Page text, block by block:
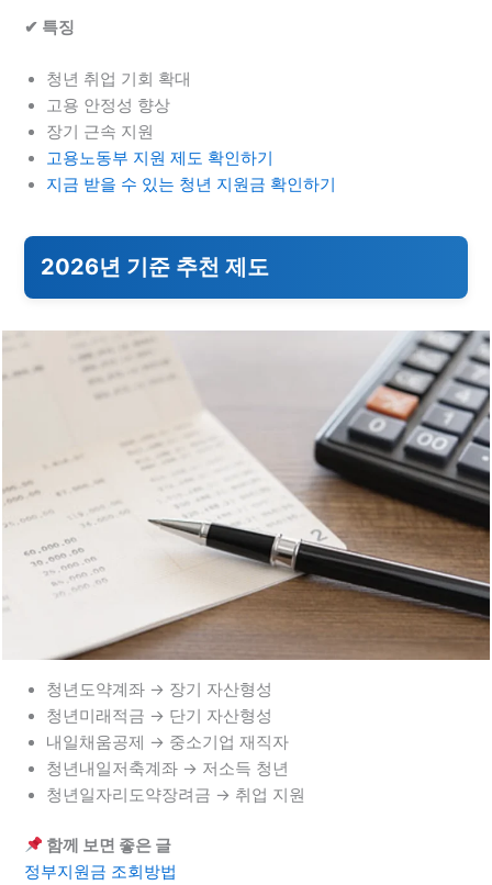
✔ 특징
청년 취업 기회 확대
고용 안정성 향상
장기 근속 지원
고용노동부 지원 제도 확인하기
지금 받을 수 있는 청년 지원금 확인하기
2026년 기준 추천 제도
청년도약계좌 → 장기 자산형성
청년미래적금 → 단기 자산형성
내일채움공제 → 중소기업 재직자
청년내일저축계좌 → 저소득 청년
청년일자리도약장려금 → 취업 지원
함께 보면 좋은 글
정부지원금 조회방법